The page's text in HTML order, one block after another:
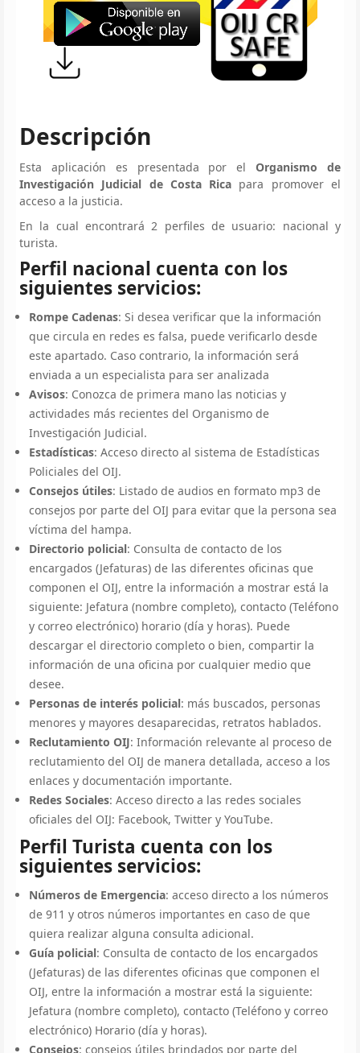
Descripción
Esta aplicación es presentada por el Organismo de
Investigación Judicial de Costa Rica para promover el
acceso a la justicia.
En la cual encontrará 2 perfiles de usuario: nacional y
turista.
Perfil nacional cuenta con los
siguientes servicios:
Rompe Cadenas: Si desea verificar que la información
que circula en redes es falsa, puede verificarlo desde
este apartado. Caso contrario, la información será
enviada a un especialista para ser analizada
Avisos: Conozca de primera mano las noticias y
actividades más recientes del Organismo de
Investigación Judicial.
Estadísticas: Acceso directo al sistema de Estadísticas
Policiales del OIJ.
Consejos útiles: Listado de audios en formato mp3 de
consejos por parte del OIJ para evitar que la persona sea
víctima del hampa.
Directorio policial: Consulta de contacto de los
encargados (Jefaturas) de las diferentes oficinas que
componen el OIJ, entre la información a mostrar está la
siguiente: Jefatura (nombre completo), contacto (Teléfono
y correo electrónico) horario (día y horas). Puede
descargar el directorio completo o bien, compartir la
información de una oficina por cualquier medio que
desee.
Personas de interés policial: más buscados, personas
menores y mayores desaparecidas, retratos hablados.
Reclutamiento OIJ: Información relevante al proceso de
reclutamiento del OIJ de manera detallada, acceso a los
enlaces y documentación importante.
Redes Sociales: Acceso directo a las redes sociales
oficiales del OIJ: Facebook, Twitter y YouTube.
Perfil Turista cuenta con los
siguientes servicios:
Números de Emergencia: acceso directo a los números
de 911 y otros números importantes en caso de que
quiera realizar alguna consulta adicional.
Guía policial: Consulta de contacto de los encargados
(Jefaturas) de las diferentes oficinas que componen el
OIJ, entre la información a mostrar está la siguiente:
Jefatura (nombre completo), contacto (Teléfono y correo
electrónico) Horario (día y horas).
Consejos: consejos útiles brindados por parte del